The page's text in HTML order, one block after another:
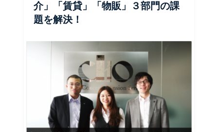
介」「賃貸」「物販」３部門の課
題を解決！